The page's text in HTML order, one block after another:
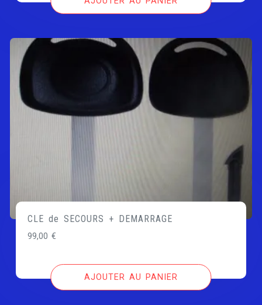
CLE de SECOURS + DEMARRAGE
99,00€
AJOUTER AU PANIER